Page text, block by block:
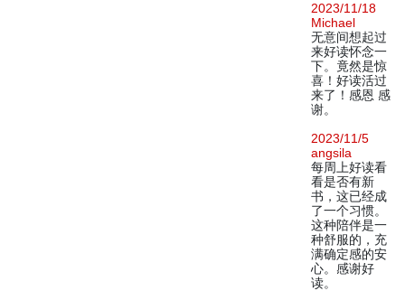
2023/11/18
Michael
无意间想起过
来好读怀念一
下。竟然是惊
喜！好读活过
来了！感恩 感
谢。
2023/11/5
angsila
每周上好读看
看是否有新
书，这已经成
了一个习惯。
这种陪伴是一
种舒服的，充
满确定感的安
心。感谢好
读。